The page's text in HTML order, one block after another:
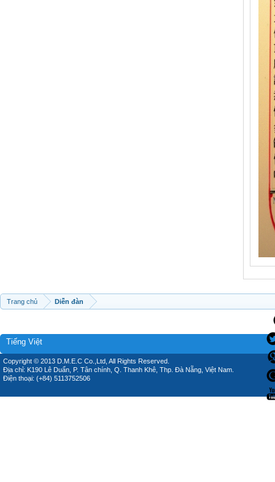
Trang chủ Diễn đàn
Tiếng Việt
Copyright © 2013 D.M.E.C Co.,Ltd, All Rights Reserved.
Địa chỉ: K190 Lê Duẩn, P. Tân chính, Q. Thanh Khê, Thp. Đà Nẵng, Việt Nam.
Điện thoại: (+84) 5113752506